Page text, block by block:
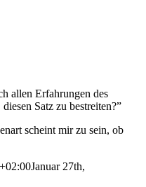
allen Erfahrungen des
Satz zu bestreiten?”
scheint mir zu sein, ob
Januar 27th,